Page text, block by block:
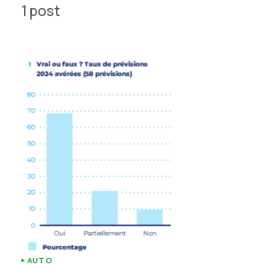
1 post
AUTO